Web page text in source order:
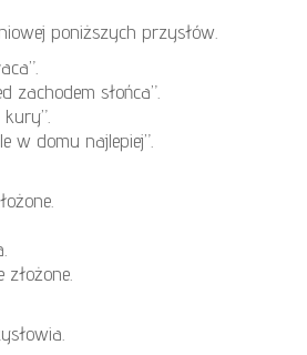
poniższych przysłów.
zachodem słońca”.
kury”.
w domu najlepiej”.